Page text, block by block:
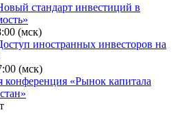
стандарт инвестиций в
(мск)
иностранных инвесторов на
(мск)
«Рынок капитала